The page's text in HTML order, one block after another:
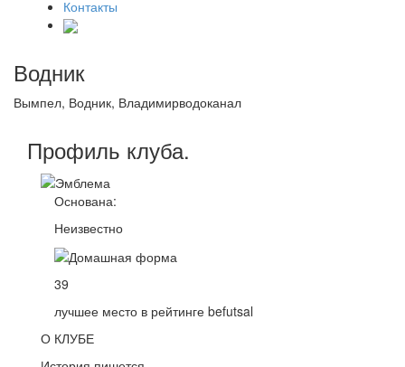
Контакты
Водник
Вымпел, Водник, Владимирводоканал
Профиль клуба.
Основана:
Неизвестно
39
лучшее место в рейтинге befutsal
О КЛУБЕ